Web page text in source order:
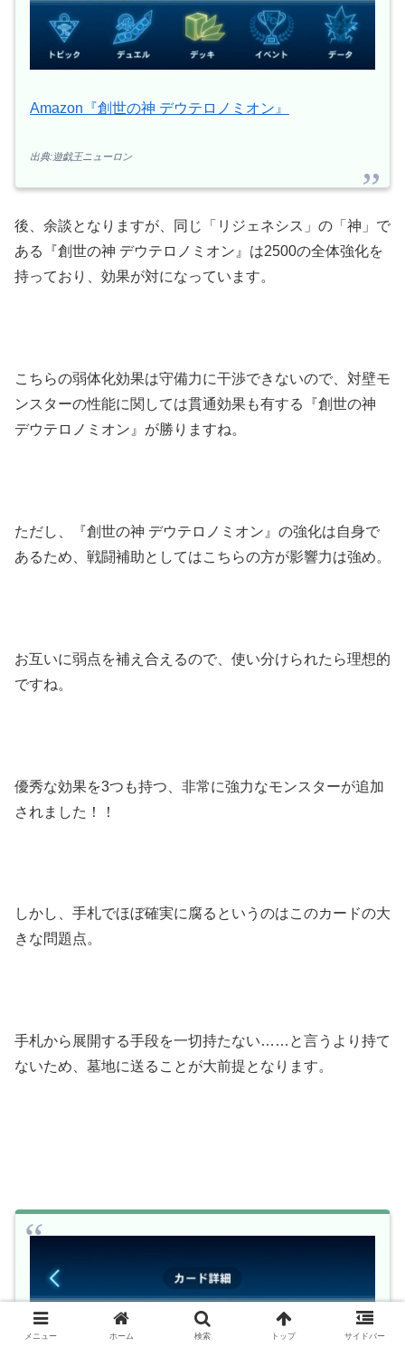
Amazon『創世の神 デウテロノミオン』
出典:遊戯王ニューロン
後、余談となりますが、同じ「リジェネシス」の「神」で
ある『創世の神 デウテロノミオン』は2500の全体強化を
持っており、効果が対になっています。
こちらの弱体化効果は守備力に干渉できないので、対壁モ
ンスターの性能に関しては貫通効果も有する『創世の神
デウテロノミオン』が勝りますね。
ただし、『創世の神 デウテロノミオン』の強化は自身で
あるため、戦闘補助としてはこちらの方が影響力は強め。
お互いに弱点を補え合えるので、使い分けられたら理想的
ですね。
優秀な効果を3つも持つ、非常に強力なモンスターが追加
されました！！
しかし、手札でほぼ確実に腐るというのはこのカードの大
きな問題点。
手札から展開する手段を一切持たない……と言うより持て
ないため、墓地に送ることが大前提となります。
メニュー ホーム 検索 トップ サイドバー